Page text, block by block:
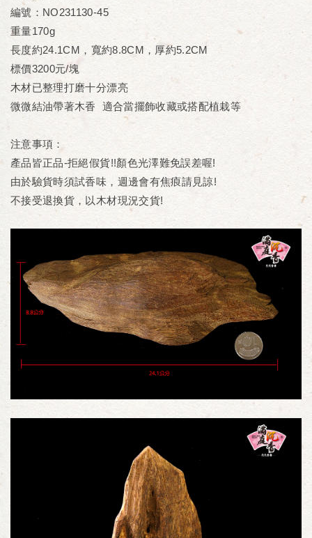
編號：NO231130-45
重量170g
長度約24.1CM，寬約8.8CM，厚約5.2CM
標價3200元/塊
木材已整理打磨十分漂亮
微微結油帶著木香 適合當擺飾收藏或搭配植栽等
注意事項：
產品皆正品-拒絕假貨!!顏色光澤難免誤差喔!
由於驗貨時須試香味，週邊會有焦㾗請見諒!
不接受退換貨，以木材現況交貨!